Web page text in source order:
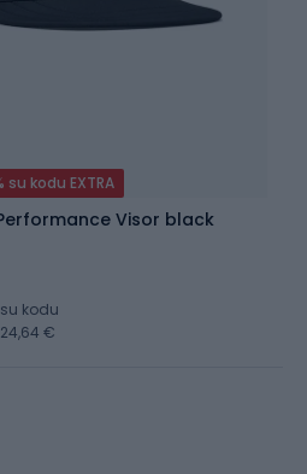
kodu EXTRA
Visor black
kodu
€